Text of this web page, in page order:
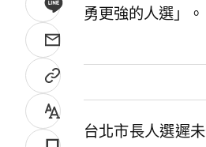
勇更強的人選」。
台北市長人選遲